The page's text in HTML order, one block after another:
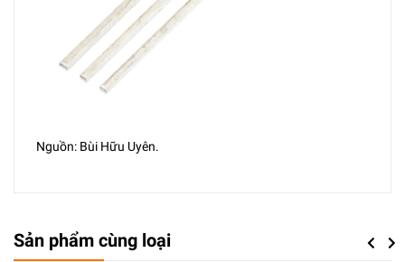
Nguồn: Bùi Hữu Uyên.
Sản phẩm cùng loại Previous
Next